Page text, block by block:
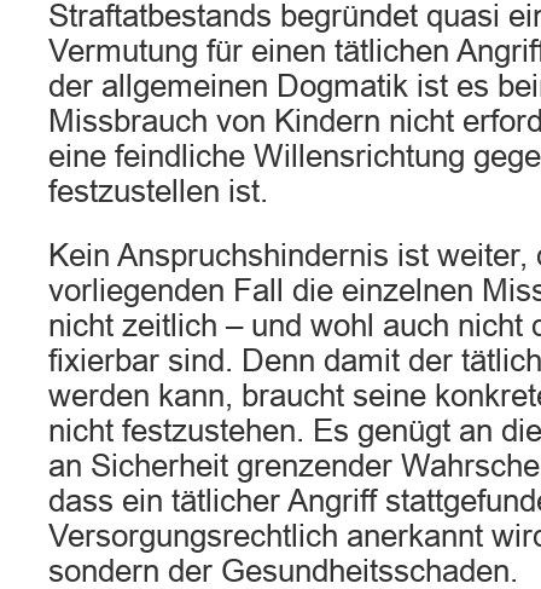
Straftatbestands begründet quasi
Vermutung für einen tätlichen
der allgemeinen Dogmatik ist es
Missbrauch von Kindern nicht
eine feindliche Willensrichtung
festzustellen ist.
Kein Anspruchshindernis ist weiter,
vorliegenden Fall die einzelnen
nicht zeitlich – und wohl auch nicht
fixierbar sind. Denn damit der
werden kann, braucht seine
nicht festzustehen. Es genügt an
an Sicherheit grenzender
dass ein tätlicher Angriff
Versorgungsrechtlich anerkannt
sondern der Gesundheitsschaden.